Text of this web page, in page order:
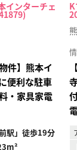
インターチェ
件】熊本イ
便利な駐車
・家具家電
駅」徒歩19分